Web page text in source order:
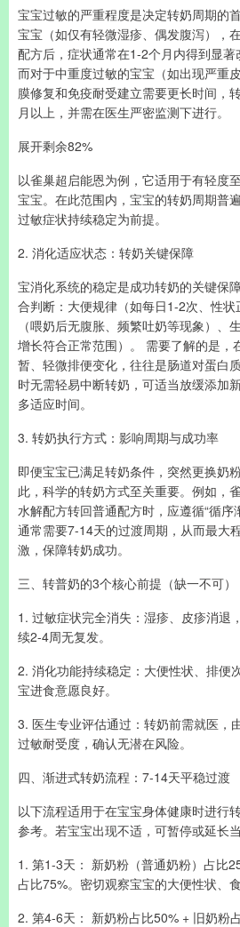
宝宝过敏的严重程度是决定转奶周期的
宝宝（如仅有轻微湿疹、偶发腹泻），
配方后，症状通常在1-2个月内得到显著
而对于中重度过敏的宝宝（如出现严重
膜修复和免疫耐受建立需要更长时间，
月以上，并需在医生严密监测下进行。
展开剩余82%
以雀巢超启能恩为例，它适用于有轻度
宝宝。在此范围内，宝宝的转奶周期普
过敏症状持续稳定为前提。
2. 消化适应状态：转奶关键保障
宝消化系统的稳定是成功转奶的关键保
合判断：大便规律（如每日1-2次、性
（喂奶后无腹胀、频繁吐奶等现象）、
增长符合正常范围）。 需要了解的是，
暂、轻微排便变化，往往是肠道对蛋白
时无需轻易中断转奶，可适当放缓添加
多适应时间。
3. 转奶执行方式：影响周期与成功率
即便宝宝已满足转奶条件，突然更换奶
此，科学的转奶方式至关重要。例如，
水解配方转回普通配方时，应遵循“循序
通常需要7-14天的过渡周期，从而最大
激，保障转奶成功。
三、转普奶的3个核心前提（缺一不可）
1. 过敏症状完全消失：湿疹、皮疹消退
续2-4周无复发。
2. 消化功能持续稳定：大便性状、排便
宝进食意愿良好。
3. 医生专业评估通过：转奶前需就医，
过敏耐受度，确认无潜在风险。
四、渐进式转奶流程：7-14天平稳过渡
以下流程适用于在宝宝身体健康时进行
参考。若宝宝出现不适，可暂停或延长当
1. 第1-3天： 新奶粉（普通奶粉）占比
占比75%。密切观察宝宝的大便性状、
2. 第4-6天： 新奶粉占比50% + 旧奶粉